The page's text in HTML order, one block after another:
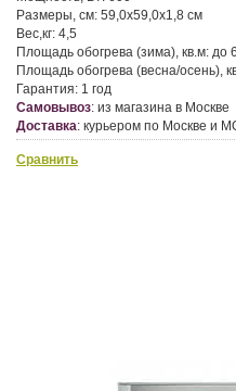
Размеры, см: 59,0x59,0x1,8 см
Вес,кг: 4,5
Площадь обогрева (зима), кв.м: до 6
Площадь обогрева (весна/осень),
Гарантия: 1 год
Самовывоз: из магазина в Москве
Доставка: курьером по Москве и
Сравнить